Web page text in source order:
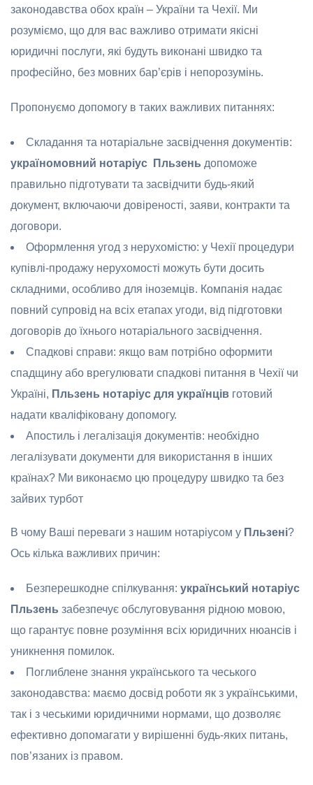
законодавства обох країн – України та Чехії. Ми
розуміємо, що для вас важливо отримати якісні
юридичні послуги, які будуть виконані швидко та
професійно, без мовних бар’єрів і непорозумінь.
Пропонуємо допомогу в таких важливих питаннях:
Складання та нотаріальне засвідчення документів:
україномовний нотаріус Пльзень допоможе
правильно підготувати та засвідчити будь-який
документ, включаючи довіреності, заяви, контракти та
договори.
Оформлення угод з нерухомістю: у Чехії процедури
купівлі-продажу нерухомості можуть бути досить
складними, особливо для іноземців. Компанія надає
повний супровід на всіх етапах угоди, від підготовки
договорів до їхнього нотаріального засвідчення.
Спадкові справи: якщо вам потрібно оформити
спадщину або врегулювати спадкові питання в Чехії чи
Україні, Пльзень нотаріус для українців готовий
надати кваліфіковану допомогу.
Апостиль і легалізація документів: необхідно
легалізувати документи для використання в інших
країнах? Ми виконаємо цю процедуру швидко та без
зайвих турбот
В чому Ваші переваги з нашим нотаріусом у Пльзені?
Ось кілька важливих причин:
Безперешкодне спілкування: український нотаріус
Пльзень забезпечує обслуговування рідною мовою,
що гарантує повне розуміння всіх юридичних нюансів і
уникнення помилок.
Поглиблене знання українського та чеського
законодавства: маємо досвід роботи як з українськими,
так і з чеськими юридичними нормами, що дозволяє
ефективно допомагати у вирішенні будь-яких питань,
пов’язаних із правом.